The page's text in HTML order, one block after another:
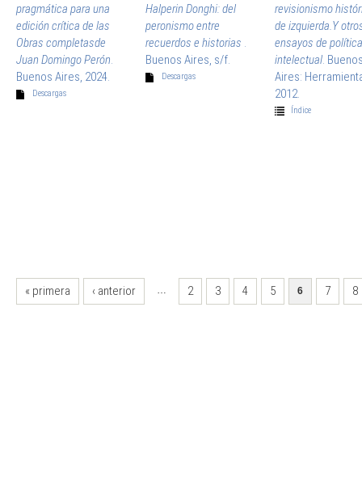
pragmática para una
edición crítica de las
Obras completasde
Juan Domingo Perón.
Buenos Aires, 2024.
Descargas
Halperin Donghi: del
peronismo entre
recuerdos e historias .
Buenos Aires, s/f.
Descargas
revisionismo
de izquierda.Y
ensayos de política
intelectual.
Aires:
2012.
Índice
PÁGINAS
« primera ‹ anterior 2 3 4 5 6 7 8